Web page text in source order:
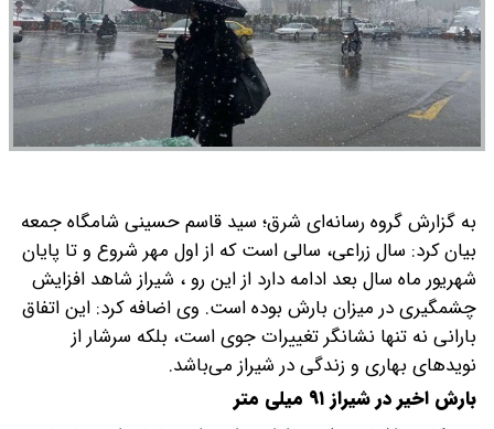
به گزارش گروه رسانه‌ای شرق؛ سید قاسم حسینی شامگاه جمعه
بیان کرد: سال زراعی، سالی است که از اول مهر شروع و تا پایان
شهریور ماه سال بعد ادامه دارد از این رو ، شیراز شاهد افزایش
چشمگیری در میزان بارش بوده است. وی اضافه کرد: این اتفاق
بارانی نه تنها نشانگر تغییرات جوی است، بلکه سرشار از
نویدهای بهاری و زندگی در شیراز می‌باشد.
بارش اخیر در شیراز ۹۱ میلی متر